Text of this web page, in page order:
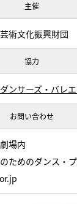
主催
術文化振興財団
協力
ンサーズ・バレ
お問い合わせ
場内
ためのダンス・